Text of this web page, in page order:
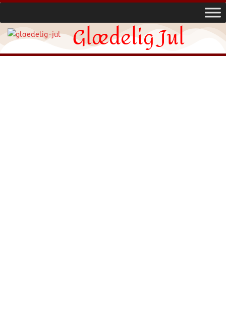
Glædelig Jul